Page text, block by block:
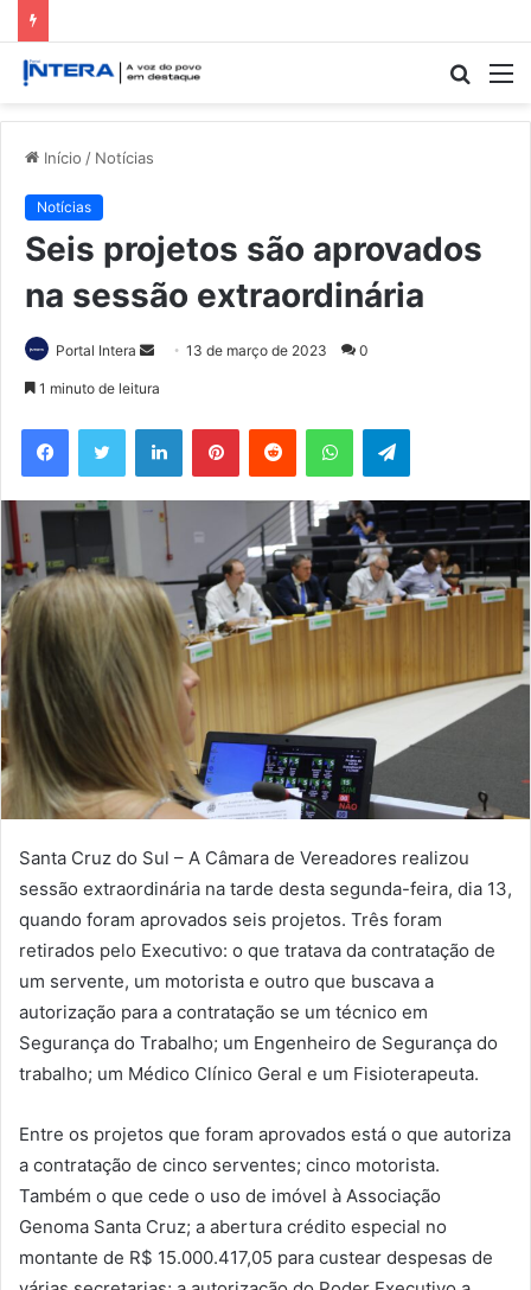
Início / Notícias
Notícias
Seis projetos são aprovados
na sessão extraordinária
Portal Intera
Mande
mail
13 de março de 2023 0
1 minuto de leitura
FacebookTwitter LinkedinPinterestReddit WhatsAppTelegram
Santa Cruz do Sul – A Câmara de Vereadores realizou
sessão extraordinária na tarde desta segunda-feira, dia 13,
quando foram aprovados seis projetos. Três foram
retirados pelo Executivo: o que tratava da contratação de
um servente, um motorista e outro que buscava a
autorização para a contratação se um técnico em
Segurança do Trabalho; um Engenheiro de Segurança do
trabalho; um Médico Clínico Geral e um Fisioterapeuta.
Entre os projetos que foram aprovados está o que autoriza
a contratação de cinco serventes; cinco motorista.
Também o que cede o uso de imóvel à Associação
Genoma Santa Cruz; a abertura crédito especial no
montante de R$ 15.000.417,05 para custear despesas de